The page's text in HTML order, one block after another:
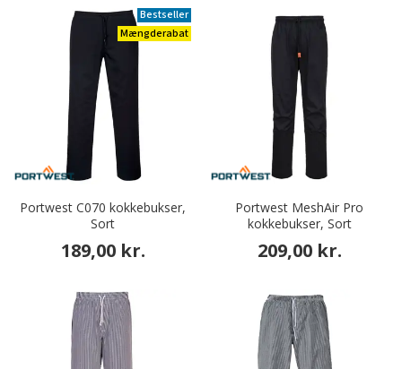
Bestseller
Mængderabat
Portwest C070 kokkebukser,
Sort
189,00 kr.
Portwest MeshAir Pro
kokkebukser, Sort
209,00 kr.